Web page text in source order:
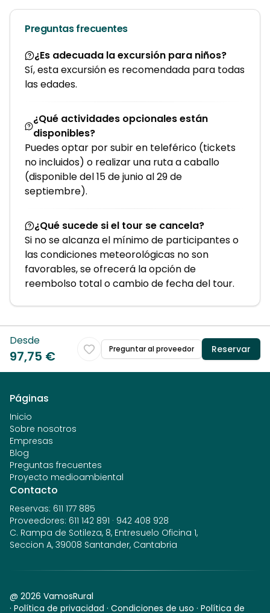
Preguntas frecuentes
¿Es adecuada la excursión para niños?
Sí, esta excursión es recomendada para todas
las edades.
¿Qué actividades opcionales están
disponibles?
Puedes optar por subir en teleférico (tickets
no incluidos) o realizar una ruta a caballo
(disponible del 15 de junio al 29 de
septiembre).
¿Qué sucede si el tour se cancela?
Si no se alcanza el mínimo de participantes o
las condiciones meteorológicas no son
favorables, se ofrecerá la opción de
reembolso total o cambio de fecha del tour.
Desde
97,75 € Preguntar al proveedor Reservar
Páginas
Inicio
Sobre nosotros
Empresas
Blog
Preguntas frecuentes
Proyecto medioambiental
Contacto
Reservas: 611 177 885
Proveedores: 611 142 891 · 942 408 928
C. Rampa de Sotileza, 8, Entresuelo Oficina 1,
Seccion A, 39008 Santander, Cantabria
@ 2026 VamosRural
· Política de privacidad · Condiciones de uso · Política de